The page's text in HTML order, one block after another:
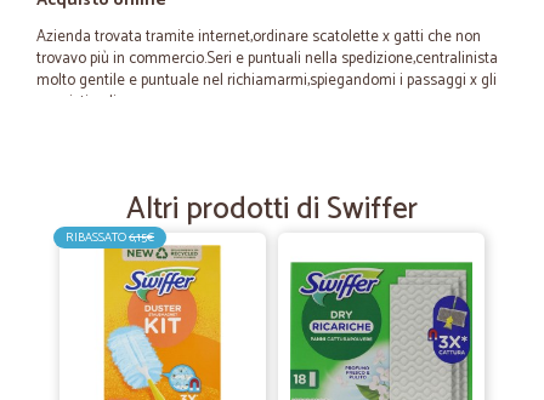
Azienda trovata tramite internet,ordinare scatolette x gatti che non
trovavo più in commercio.Seri e puntuali nella spedizione,centralinista
molto gentile e puntuale nel richiamarmi,spiegandomi i passaggi x gli
acquisti online
Consegna veloce e prodotti…ottima azienda
Consegna veloce e prodotti integri,prezzi convenienti
14/04/2021
— Tiziana C.
un inizio promettente.
Altri prodotti di Swiffer
RIBASSATO6,15€